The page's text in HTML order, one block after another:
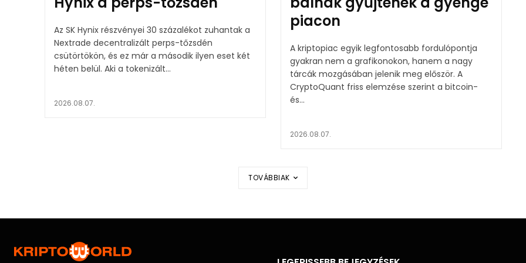
Az SK Hynix részvényei 30 százalékot zuhantak a
Nextrade decentralizált perps-tőzsdén
csütörtökön, és ez már a második ilyen eset két
héten belül. Aki a tokenizált...
2026.08.07.
piacon
A kriptopiac egyik legfontosabb fordulópontja
gyakran nem a grafikonokon, hanem a nagy
tárcák mozgásában jelenik meg először. A
CryptoQuant friss elemzése szerint a bitcoin-
és...
2026.08.07.
TOVÁBBIAK